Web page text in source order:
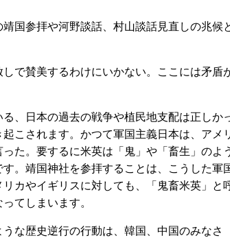
国参拝や河野談話、村山談話見直しの兆候
で賛美するわけにいかない。ここには矛盾
、日本の過去の戦争や植民地支配は正しか
こされます。かつて軍国主義日本は、アメ
た。要するに米英は「鬼」や「畜生」のよ
。靖国神社を参拝することは、こうした軍
カやイギリスに対しても、「鬼畜米英」と
てしまいます。
な歴史逆行の行動は、韓国、中国のみなさ